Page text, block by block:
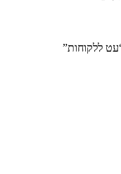
ללקוחות”